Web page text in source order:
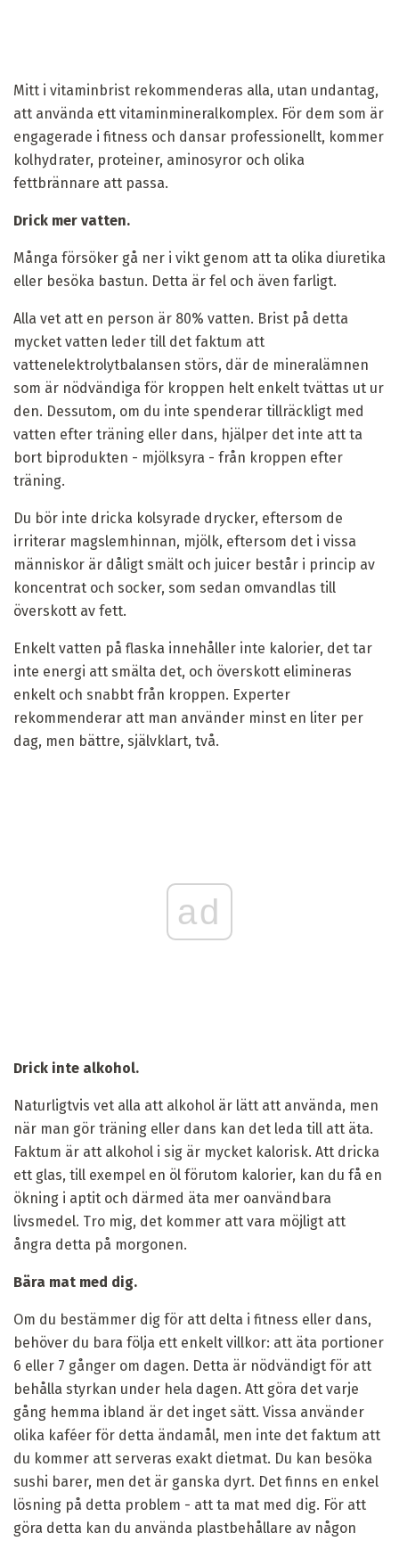
Mitt i vitaminbrist rekommenderas alla, utan undantag,
att använda ett vitaminmineralkomplex. För dem som är
engagerade i fitness och dansar professionellt, kommer
kolhydrater, proteiner, aminosyror och olika
fettbrännare att passa.
Drick mer vatten.
Många försöker gå ner i vikt genom att ta olika diuretika
eller besöka bastun. Detta är fel och även farligt.
Alla vet att en person är 80% vatten. Brist på detta
mycket vatten leder till det faktum att
vattenelektrolytbalansen störs, där de mineralämnen
som är nödvändiga för kroppen helt enkelt tvättas ut ur
den. Dessutom, om du inte spenderar tillräckligt med
vatten efter träning eller dans, hjälper det inte att ta
bort biprodukten - mjölksyra - från kroppen efter
träning.
Du bör inte dricka kolsyrade drycker, eftersom de
irriterar magslemhinnan, mjölk, eftersom det i vissa
människor är dåligt smält och juicer består i princip av
koncentrat och socker, som sedan omvandlas till
överskott av fett.
Enkelt vatten på flaska innehåller inte kalorier, det tar
inte energi att smälta det, och överskott elimineras
enkelt och snabbt från kroppen. Experter
rekommenderar att man använder minst en liter per
dag, men bättre, självklart, två.
ad
Drick inte alkohol.
Naturligtvis vet alla att alkohol är lätt att använda, men
när man gör träning eller dans kan det leda till att äta.
Faktum är att alkohol i sig är mycket kalorisk. Att dricka
ett glas, till exempel en öl förutom kalorier, kan du få en
ökning i aptit och därmed äta mer oanvändbara
livsmedel. Tro mig, det kommer att vara möjligt att
ångra detta på morgonen.
Bära mat med dig.
Om du bestämmer dig för att delta i fitness eller dans,
behöver du bara följa ett enkelt villkor: att äta portioner
6 eller 7 gånger om dagen. Detta är nödvändigt för att
behålla styrkan under hela dagen. Att göra det varje
gång hemma ibland är det inget sätt. Vissa använder
olika kaféer för detta ändamål, men inte det faktum att
du kommer att serveras exakt dietmat. Du kan besöka
sushi barer, men det är ganska dyrt. Det finns en enkel
lösning på detta problem - att ta mat med dig. För att
göra detta kan du använda plastbehållare av någon